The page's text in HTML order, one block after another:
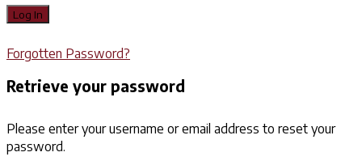
Forgotten Password?
Retrieve your password
Please enter your username or email address to reset your
password.